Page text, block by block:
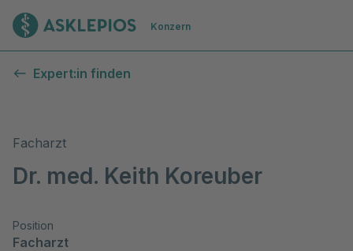
Zur Startseite
Konzern
Expert:in finden
Facharzt
Dr. med. Keith Koreuber
Position
Facharzt